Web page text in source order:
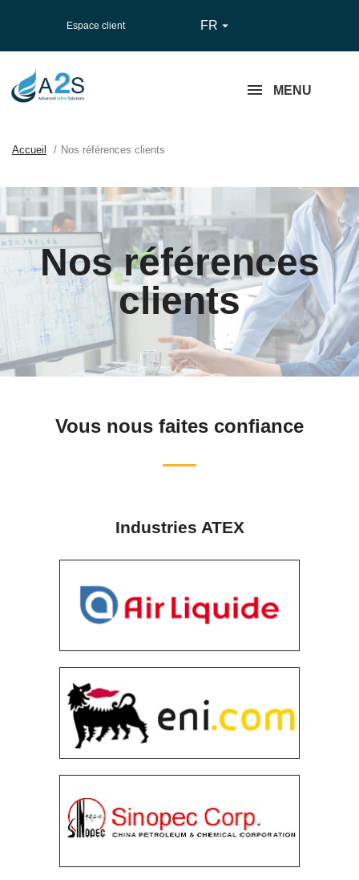
Espace client FR 
MENU
Accueil Nos références clients
Nos références
clients
Vous nous faites confiance
Industries ATEX